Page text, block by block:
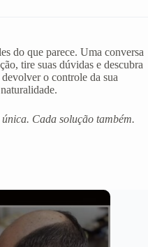
do que parece. Uma conversa
tire suas dúvidas e descubra
o controle da sua
Cada solução também.